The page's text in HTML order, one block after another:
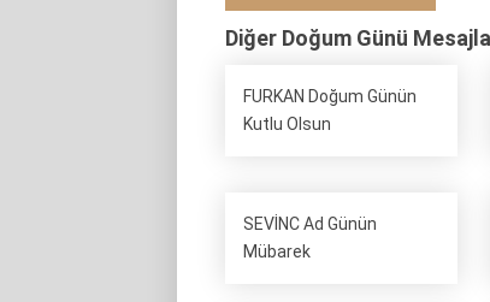
Diğer Doğum Günü
FURKAN Doğum Günün
Kutlu Olsun
SEVİNC Ad Günün
Mübarek